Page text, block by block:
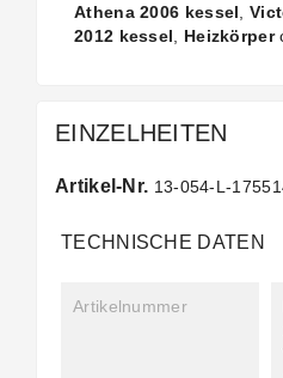
Athena 2006 kessel ,
2012 kessel
Heizkörper
EINZELHEITEN
Artikel-Nr. 13-054-L-
TECHNISCHE DATEN
Artikelnummer